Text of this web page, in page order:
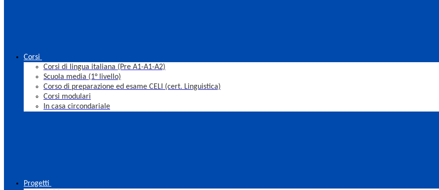
Corsi
Corsi di lingua italiana (Pre A1-A1-A2)
Scuola media (1° livello)
Corso di preparazione ed esame CELI (cert. Linguistica)
Corsi modulari
In casa circondariale
Progetti